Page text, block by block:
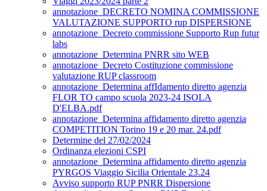
annotazione_DECRETO NOMINA COMMISSIONE
VALUTAZIONE SUPPORTO rup DISPERSIONE
annotazione_Decreto commissione Supporto Rup futur
labs
annotazione_Determina PNRR sito WEB
annotazione_Decreto Costituzione commissione
valutazione RUP classroom
annotazione_Determina affIdamento diretto agenzia
FLOR TO campo scuola 2023-24 ISOLA
D'ELBA.pdf
annotazione_Determina affidamento diretto agenzia
COMPETITION Torino 19 e 20 mar. 24.pdf
Determine del 27/02/2024
Ordinanza elezioni CSPI
annotazione_Determina affidamento diretto agenzia
PYRGOS Viaggio Sicilia Orientale 23.24
Avviso supporto RUP PNRR Dispersione